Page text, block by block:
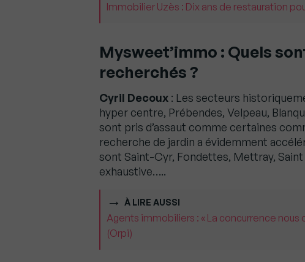
Immobilier Uzès : Dix ans de restauration
Mysweet’immo : Quels
recherchés ?
Cyril Decoux : Les secteurs
hyper centre, Prébendes, Velpeau,
sont pris d’assaut comme certaines
recherche de jardin a évidemment
sont Saint-Cyr, Fondettes, Mettray,
exhaustive…..
À LIRE AUSSI
Agents immobiliers : « La concurrence nous
(Orpi)